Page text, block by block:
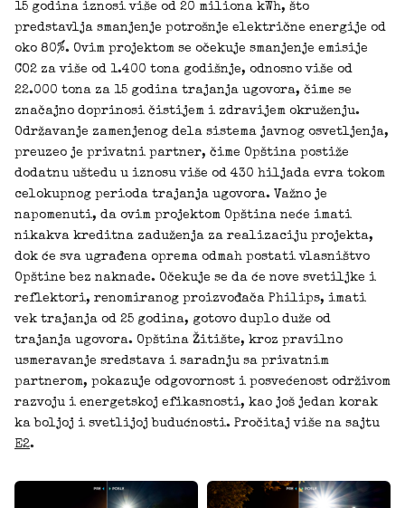
15 godina iznosi više od 20 miliona kWh, što
predstavlja smanjenje potrošnje električne energije od
oko 80%. Ovim projektom se očekuje smanjenje emisije
CO2 za više od 1.400 tona godišnje, odnosno više od
22.000 tona za 15 godina trajanja ugovora, čime se
značajno doprinosi čistijem i zdravijem okruženju.
Održavanje zamenjenog dela sistema javnog osvetljenja,
preuzeo je privatni partner, čime Opština postiže
dodatnu uštedu u iznosu više od 430 hiljada evra tokom
celokupnog perioda trajanja ugovora. Važno je
napomenuti, da ovim projektom Opština neće imati
nikakva kreditna zaduženja za realizaciju projekta,
dok će sva ugrađena oprema odmah postati vlasništvo
Opštine bez naknade. Očekuje se da će nove svetiljke i
reflektori, renomiranog proizvođača Philips, imati
vek trajanja od 25 godina, gotovo duplo duže od
trajanja ugovora. Opština Žitište, kroz pravilno
usmeravanje sredstava i saradnju sa privatnim
partnerom, pokazuje odgovornost i posvećenost održivom
razvoju i energetskoj efikasnosti, kao još jedan korak
ka boljoj i svetlijoj budućnosti. Pročitaj više na sajtu
E2.